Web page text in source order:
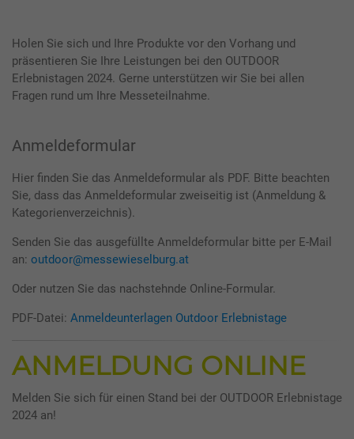
Holen Sie sich und Ihre Produkte vor den Vorhang und
präsentieren Sie Ihre Leistungen bei den OUTDOOR
Erlebnistagen 2024. Gerne unterstützen wir Sie bei allen
Fragen rund um Ihre Messeteilnahme.
Anmeldeformular
Hier finden Sie das Anmeldeformular als PDF. Bitte beachten
Sie, dass das Anmeldeformular zweiseitig ist (Anmeldung &
Kategorienverzeichnis).
Senden Sie das ausgefüllte Anmeldeformular bitte per E-Mail
an: outdoor@messewieselburg.at
Oder nutzen Sie das nachstehnde Online-Formular.
PDF-Datei: Anmeldeunterlagen Outdoor Erlebnistage
ANMELDUNG ONLINE
Melden Sie sich für einen Stand bei der OUTDOOR Erlebnistage
2024 an!